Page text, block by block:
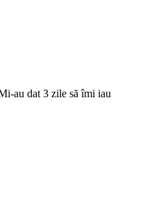
au dat 3 zile să îmi iau